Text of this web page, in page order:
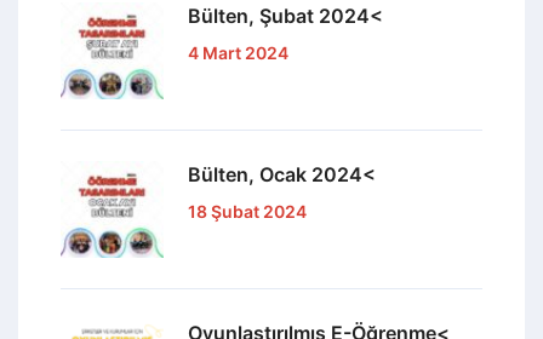
Bülten, Şubat 2024<
4 Mart 2024
Bülten, Ocak 2024<
18 Şubat 2024
Oyunlaştırılmış E-Öğrenme<